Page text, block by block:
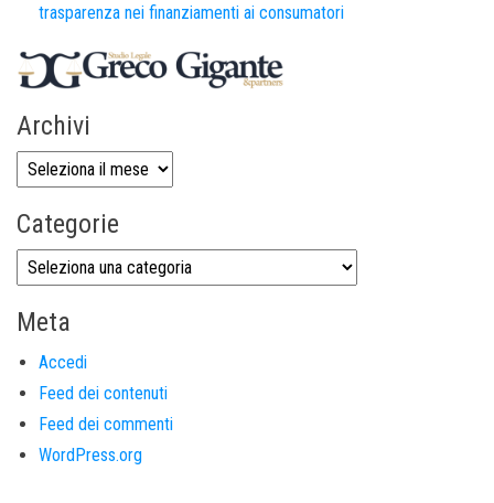
trasparenza nei finanziamenti ai consumatori
Archivi
Categorie
Meta
Accedi
Feed dei contenuti
Feed dei commenti
WordPress.org